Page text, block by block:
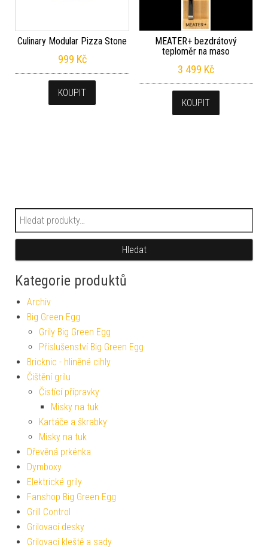
Culinary Modular Pizza Stone
999 Kč
KOUPIT
MEATER+ bezdrátový
teploměr na maso
3 499 Kč
KOUPIT
Hledat:
Hledat
Kategorie produktů
Archiv
Big Green Egg
Grily Big Green Egg
Příslušenství Big Green Egg
Bricknic - hliněné cihly
Čištění grilu
Čistící přípravky
Misky na tuk
Kartáče a škrabky
Misky na tuk
Dřevěná prkénka
Dymboxy
Elektrické grily
Fanshop Big Green Egg
Grill Control
Grilovací desky
Grilovací kleště a sady